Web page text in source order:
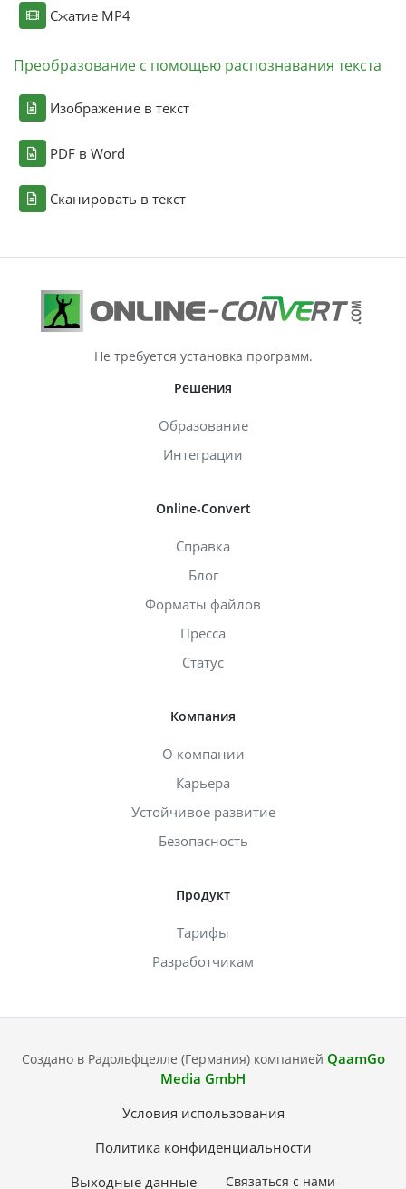
Сжатие MP4
Преобразование с помощью распознавания текста
Изображение в текст
PDF в Word
Сканировать в текст
Не требуется установка программ.
Решения
Образование
Интеграции
Online-Convert
Справка
Блог
Форматы файлов
Пресса
Статус
Компания
О компании
Карьера
Устойчивое развитие
Безопасность
Продукт
Тарифы
Разработчикам
Создано в Радольфцелле (Германия) компанией QaamGo
Media GmbH
Условия использования
Политика конфиденциальности
Выходные данные
Связаться с нами